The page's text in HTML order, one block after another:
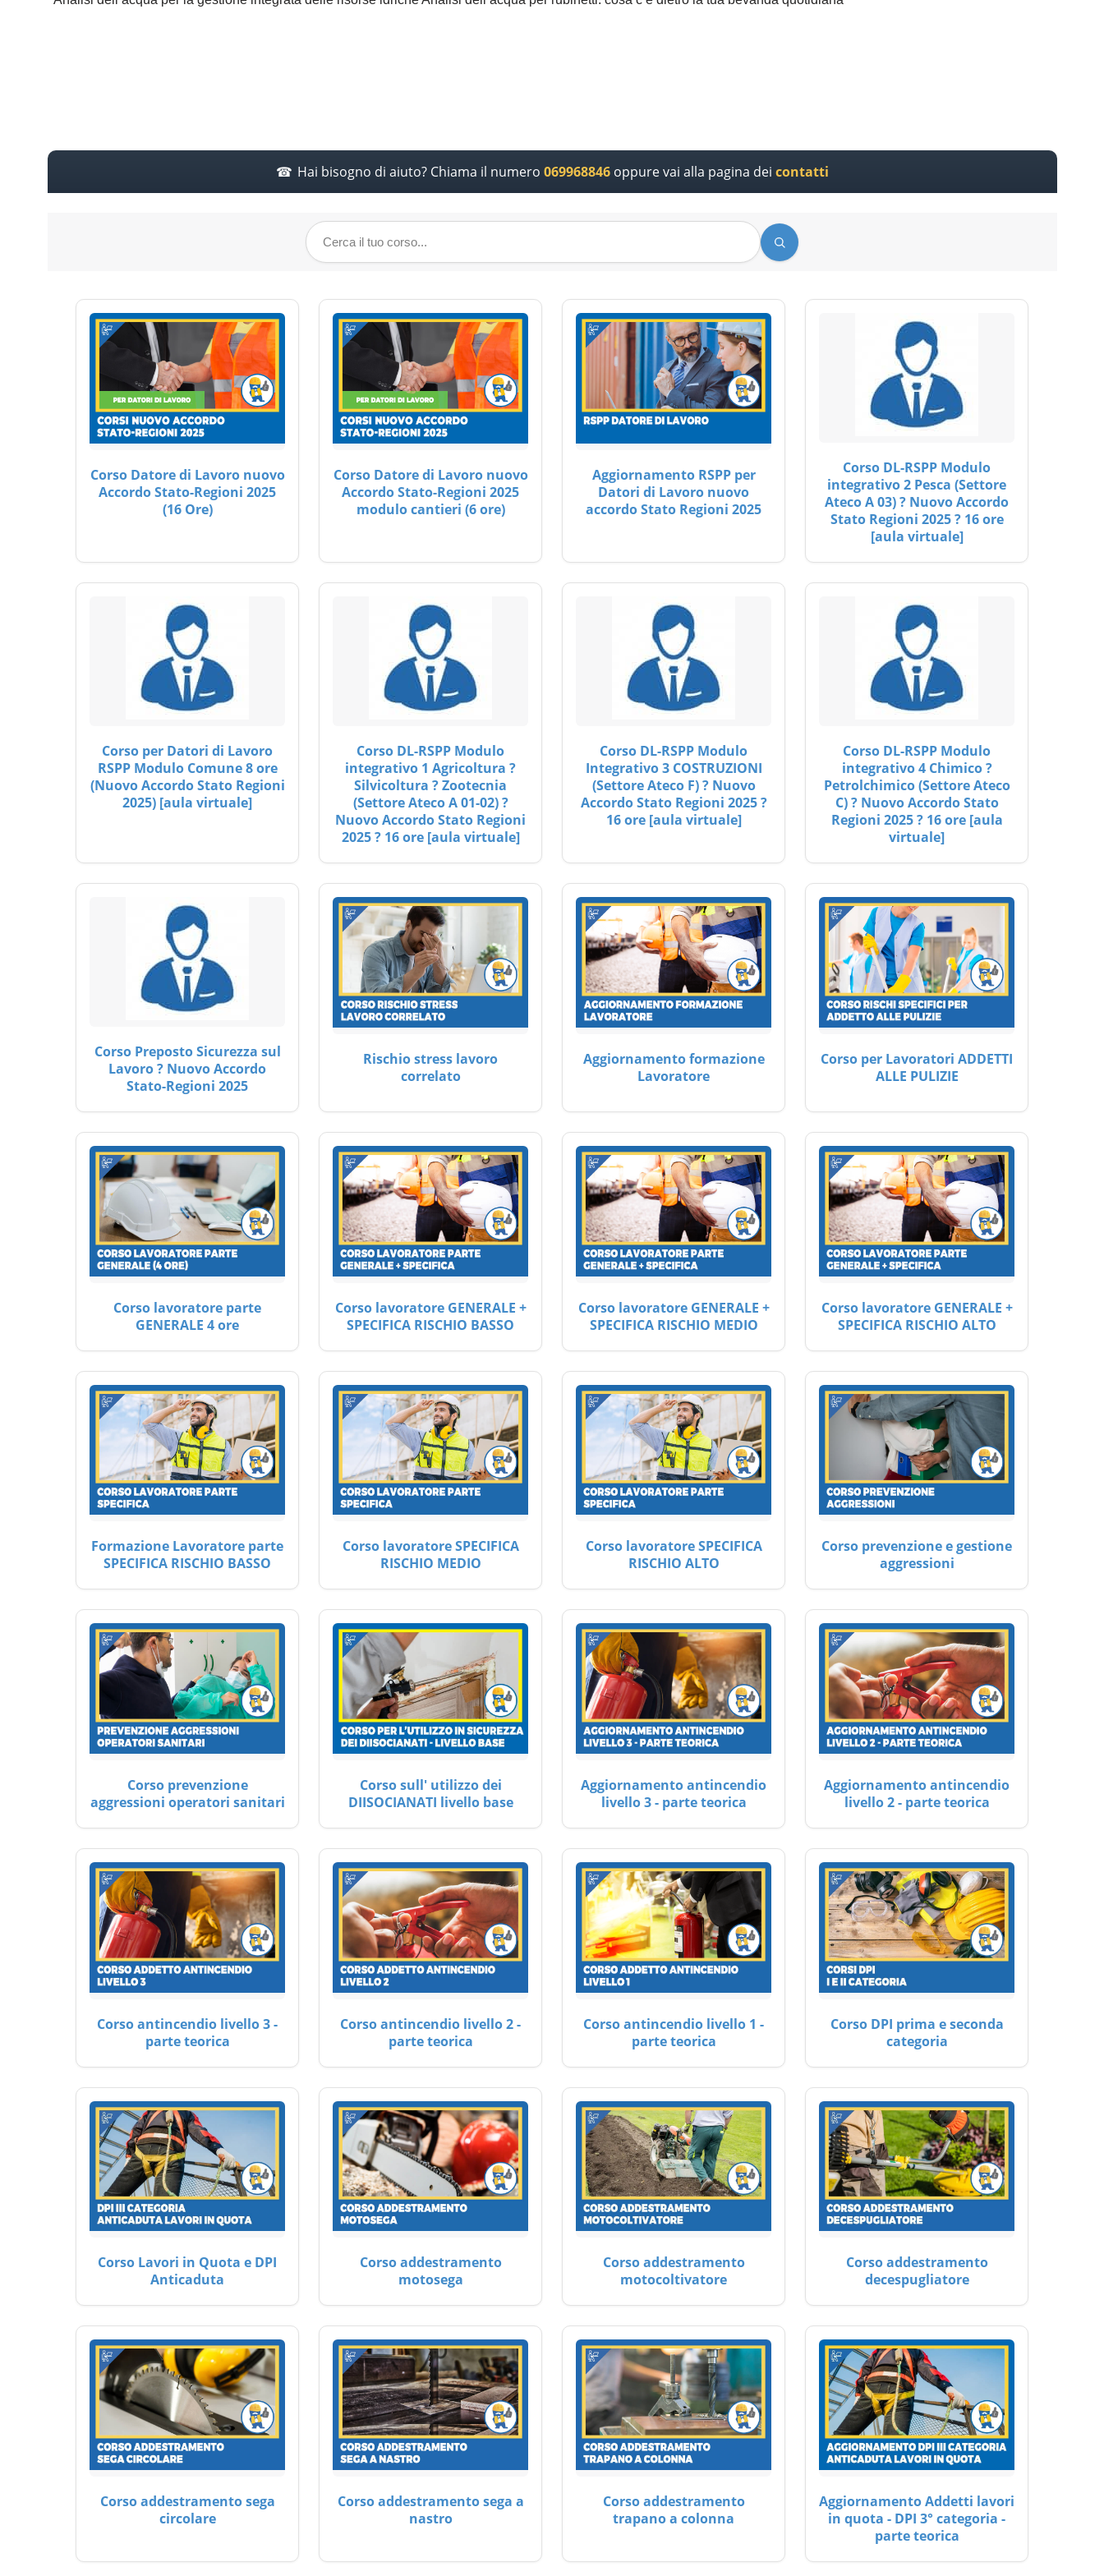
Hai bisogno di aiuto? Chiama il numero 069968846oppure vai alla pagina dei contatti
Corso Datore di Lavoro nuovo
Accordo Stato-Regioni 2025
(16 Ore)
Corso Datore di Lavoro nuovo
Accordo Stato-Regioni 2025
modulo cantieri (6 ore)
Aggiornamento RSPP per
Datori di Lavoro nuovo
accordo Stato Regioni 2025
Corso DL-RSPP Modulo
integrativo 2 Pesca (Settore
Ateco A 03) ? Nuovo Accordo
Stato Regioni 2025 ? 16 ore
[aula virtuale]
Corso per Datori di Lavoro
RSPP Modulo Comune 8 ore
(Nuovo Accordo Stato Regioni
2025) [aula virtuale]
Corso DL-RSPP Modulo
integrativo 1 Agricoltura ?
Silvicoltura ? Zootecnia
(Settore Ateco A 01-02) ?
Nuovo Accordo Stato Regioni
2025 ? 16 ore [aula virtuale]
Corso DL-RSPP Modulo
Integrativo 3 COSTRUZIONI
(Settore Ateco F) ? Nuovo
Accordo Stato Regioni 2025 ?
16 ore [aula virtuale]
Corso DL-RSPP Modulo
integrativo 4 Chimico ?
Petrolchimico (Settore Ateco
C) ? Nuovo Accordo Stato
Regioni 2025 ? 16 ore [aula
virtuale]
Corso Preposto Sicurezza sul
Lavoro ? Nuovo Accordo
Stato-Regioni 2025
Rischio stress lavoro
correlato
Aggiornamento formazione
Lavoratore
Corso per Lavoratori ADDETTI
ALLE PULIZIE
Corso lavoratore parte
GENERALE 4 ore
Corso lavoratore GENERALE +
SPECIFICA RISCHIO BASSO
Corso lavoratore GENERALE +
SPECIFICA RISCHIO MEDIO
Corso lavoratore GENERALE +
SPECIFICA RISCHIO ALTO
Formazione Lavoratore parte
SPECIFICA RISCHIO BASSO
Corso lavoratore SPECIFICA
RISCHIO MEDIO
Corso lavoratore SPECIFICA
RISCHIO ALTO
Corso prevenzione e gestione
aggressioni
Corso prevenzione
aggressioni operatori sanitari
Corso sull' utilizzo dei
DIISOCIANATI livello base
Aggiornamento antincendio
livello 3 - parte teorica
Aggiornamento antincendio
livello 2 - parte teorica
Corso antincendio livello 3 -
parte teorica
Corso antincendio livello 2 -
parte teorica
Corso antincendio livello 1 -
parte teorica
Corso DPI prima e seconda
categoria
Corso Lavori in Quota e DPI
Anticaduta
Corso addestramento
motosega
Corso addestramento
motocoltivatore
Corso addestramento
decespugliatore
Corso addestramento sega
circolare
Corso addestramento sega a
nastro
Corso addestramento
trapano a colonna
Aggiornamento Addetti lavori
in quota - DPI 3° categoria -
parte teorica